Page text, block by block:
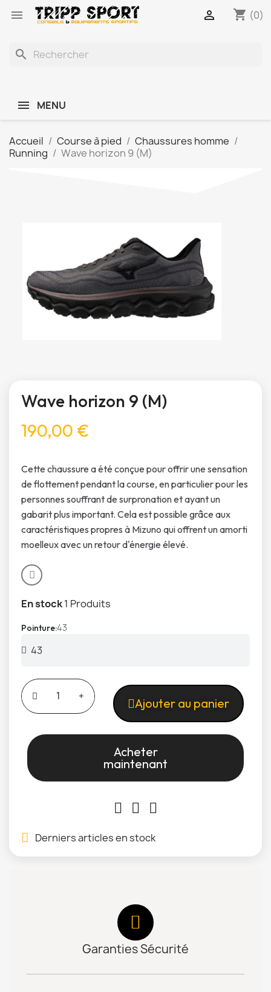
 shopping_cart (0)

search
MENU
Accueil Course à pied
Chaussures homme
Running
Wave horizon 9 (M)
Wave horizon 9 (M)
190,00 €
Cette chaussure a été conçue pour offrir une sensation
de flottement pendant la course, en particulier pour les
personnes souffrant de surpronation et ayant un
gabarit plus important. Cela est possible grâce aux
caractéristiques propres à Mizuno qui offrent un amorti
moelleux avec un retour d'énergie élevé.
En stock1 Produits
Pointure43
Ajouter au panier
Acheter
maintenant
Derniers articles en stock
Garanties Sécurité